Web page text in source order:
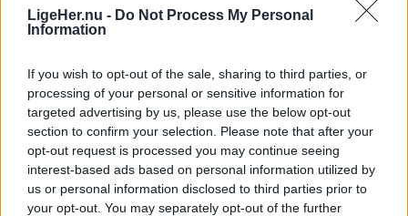
LigeHer.nu - Do Not Process My Personal
Information
If you wish to opt-out of the sale, sharing to third parties, or
processing of your personal or sensitive information for
targeted advertising by us, please use the below opt-out
section to confirm your selection. Please note that after your
opt-out request is processed you may continue seeing
interest-based ads based on personal information utilized by
us or personal information disclosed to third parties prior to
your opt-out. You may separately opt-out of the further
Og det er ikke nogen lille fisk.
Aktuelt
Nordjyder kan se årtiets største
solformørkelse